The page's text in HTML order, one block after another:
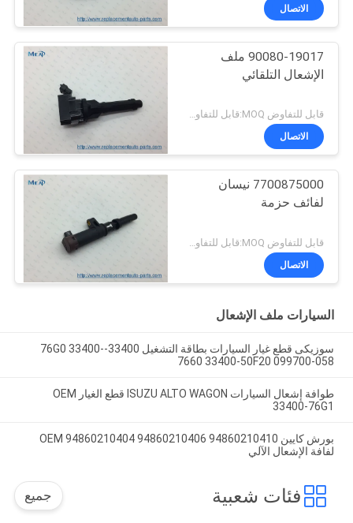
الاتصال
90080-19017 ملف
الإشعال التلقائي
قابل للتفاوض MOQ:قابل للتفاوض
الاتصال
7700875000 نيسان
لفائف حزمة
قابل للتفاوض MOQ:قابل للتفاوض
الاتصال
السيارات ملف الإشعال
سوزيكى قطع غيار السيارات بطاقة التشغيل 33400-76G0 33400-
7660 33400-50F20 099700-058
طوافة إشعال السيارات ISUZU ALTO WAGON قطع الغيار OEM
33400-76G1
بورش كايين OEM 94860210404 94860210406 94860210410
لفافة الإشعال الآلي
فئات شعبية جميع